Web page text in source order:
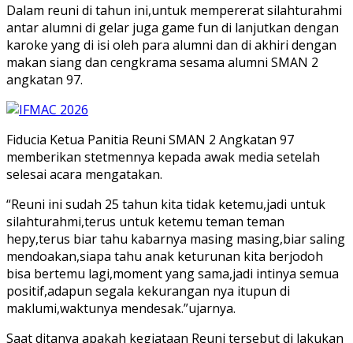
Dalam reuni di tahun ini,untuk mempererat silahturahmi
antar alumni di gelar juga game fun di lanjutkan dengan
karoke yang di isi oleh para alumni dan di akhiri dengan
makan siang dan cengkrama sesama alumni SMAN 2
angkatan 97.
Fiducia Ketua Panitia Reuni SMAN 2 Angkatan 97
memberikan stetmennya kepada awak media setelah
selesai acara mengatakan.
“Reuni ini sudah 25 tahun kita tidak ketemu,jadi untuk
silahturahmi,terus untuk ketemu teman teman
hepy,terus biar tahu kabarnya masing masing,biar saling
mendoakan,siapa tahu anak keturunan kita berjodoh
bisa bertemu lagi,moment yang sama,jadi intinya semua
positif,adapun segala kekurangan nya itupun di
maklumi,waktunya mendesak.”ujarnya.
Saat ditanya apakah kegiataan Reuni tersebut di lakukan